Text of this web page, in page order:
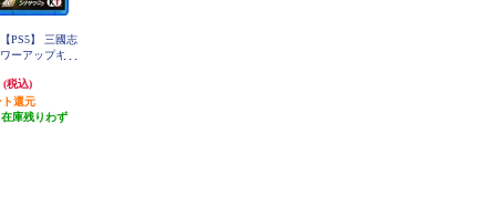
PS5】 三國志
ーアップキッ
(税込)
ト還元
庫残りわず